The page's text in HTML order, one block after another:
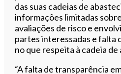
das suas cadeias de
informações limitadas
avaliações de risco e
partes interessadas e falta
no que respeita à cadeia
“A falta de transparência